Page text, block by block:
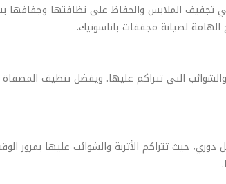
تجفيف الملابس والحفاظ على نظافتها
لصيانة مجففات باناسونيك.
التي تتراكم عليها. ويفضل تنظيف المصفاة
حيث تتراكم الأتربة والشوائب عليها بمرور